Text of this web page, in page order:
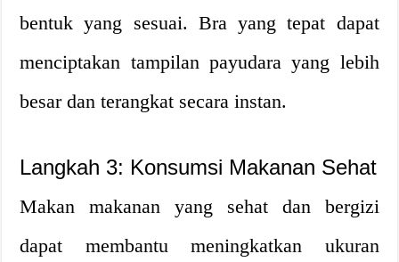
bentuk yang sesuai. Bra yang tepat dapat
menciptakan tampilan payudara yang lebih
besar dan terangkat secara instan.
Langkah 3: Konsumsi Makanan Sehat
Makan makanan yang sehat dan bergizi
dapat membantu meningkatkan ukuran